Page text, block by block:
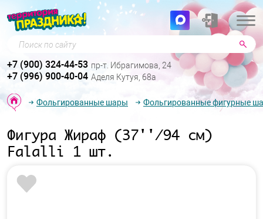
Поиск по сайту
+7 (900) 324-44-53 пр-т. Ибрагимова, 24
+7 (996) 900-40-04 Аделя Кутуя, 68а
Фольгированные шары Фольгированные фигурные
Фигура Жираф (37''/94 см)
Falalli 1 шт.